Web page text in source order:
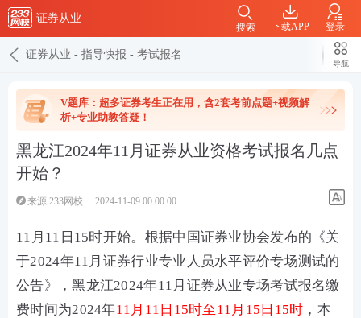
证券从业
下载APP 登录
搜索
证券从业 - 指导快报 - 考试报名
导航
V题库：超多证券考生正在用，含2套考前点题+视频解
析+专业助教答疑！
黑龙江2024年11月证券从业资格考试报名几点
开始？
来源:233网校 2024-11-09 00:00:00
11月11日15时开始。根据中国证券业协会发布的《关
于2024年11月证券行业专业人员水平评价专场测试的
公告》，黑龙江2024年11月证券从业专场考试报名缴
费时间为2024年11月11日15时至11月15日15时 ，本